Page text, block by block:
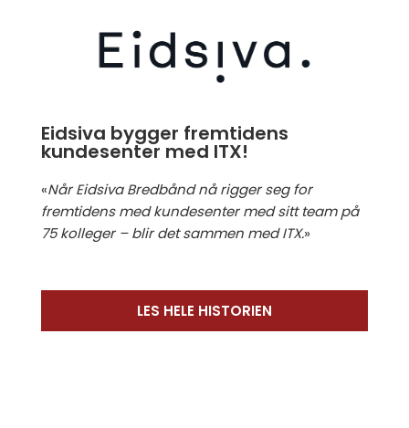
Eidsiva bygger fremtidens
kundesenter med ITX!
«Når Eidsiva Bredbånd nå rigger seg for
fremtidens med kundesenter med sitt team på
75 kolleger – blir det sammen med ITX.»
LES HELE HISTORIEN